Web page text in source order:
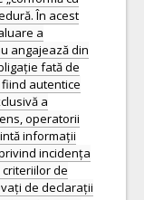
În acest
a
angajează din
fată de
autentice
a
operatorii
informații
incidența
de
de declarații